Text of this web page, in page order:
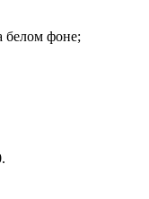
белом фоне;